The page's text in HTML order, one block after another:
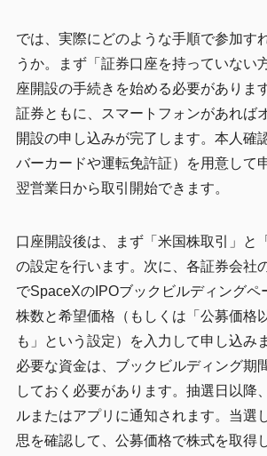
では、実際にどのような手順で参加す
うか。まず「証券口座を持っていない
座開設の手続きを始める必要がありま
証券ともに、スマートフォンがあれば
開設の申し込みが完了します。本人確
バーカードや運転免許証）を用意して
翌営業日から取引開始できます。
口座開設後は、まず「米国株取引」と
の設定を行います。次に、各証券会社
でSpaceXのIPOブックビルディングペ
株数と希望価格（もしくは「公募価格
も」という設定）を入力して申し込み
必要な資金は、ブックビルディング期
しておく必要があります。抽選日以降
ルまたはアプリに通知されます。当選
思を確認して、公募価格で株式を取得